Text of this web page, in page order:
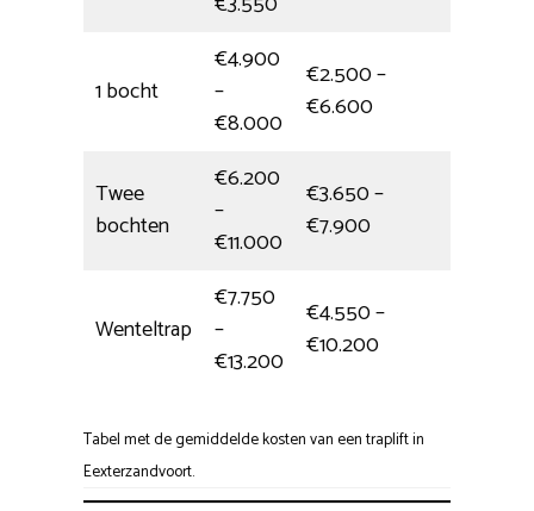
1 bocht
€4.900
–
€8.000
€2.500 –
€6.600
Twee
bochten
€6.200
–
€11.000
€3.650 –
€7.900
Wenteltrap
€7.750
–
€13.200
€4.550 –
€10.200
Tabel met de gemiddelde kosten van een traplift in
Eexterzandvoort.